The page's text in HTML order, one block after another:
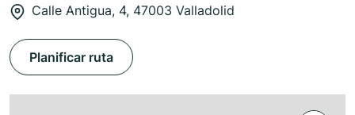
Calle Antigua, 4, 47003 Valladolid
Planificar ruta